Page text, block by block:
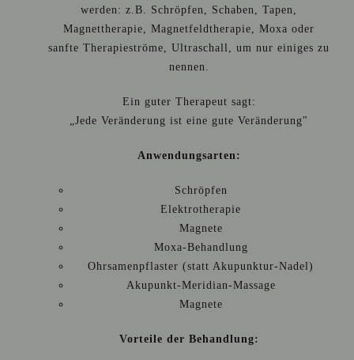
werden: z.B. Schröpfen, Schaben, Tapen,
Magnettherapie, Magnetfeldtherapie, Moxa oder
sanfte Therapieströme, Ultraschall, um nur einiges zu
nennen.
Ein guter Therapeut sagt:
„Jede Veränderung ist eine gute Veränderung"
Anwendungsarten:
Schröpfen
Elektrotherapie
Magnete
Moxa-Behandlung
Ohrsamenpflaster (statt Akupunktur-Nadel)
Akupunkt-Meridian-Massage
Magnete
Vorteile der Behandlung: